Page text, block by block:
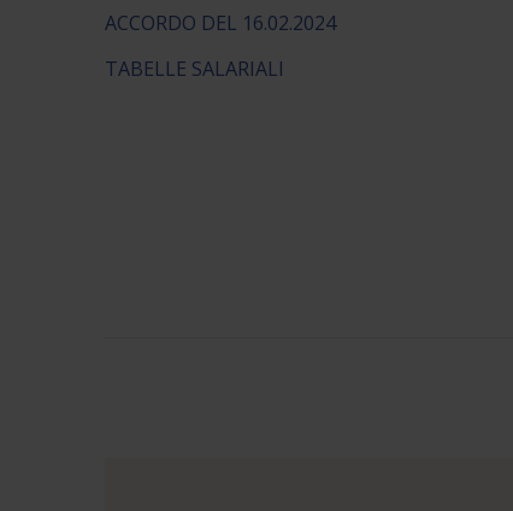
ACCORDO DEL 16.02.2024
TABELLE SALARIALI